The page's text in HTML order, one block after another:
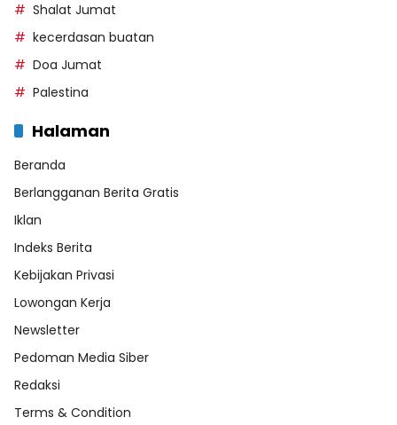
Shalat Jumat
kecerdasan buatan
Doa Jumat
Palestina
Halaman
Beranda
Berlangganan Berita Gratis
Iklan
Indeks Berita
Kebijakan Privasi
Lowongan Kerja
Newsletter
Pedoman Media Siber
Redaksi
Terms & Condition